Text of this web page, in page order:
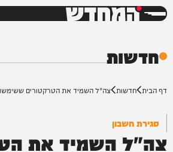
המחדש
חדשות
דף הבית חדשות צה"ל השמיד את הטרקטורים
סגירת חשבון
צה"ל השמיד את